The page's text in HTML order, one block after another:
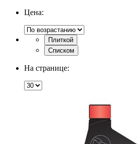
Цена:
Плиткой
Списком
На странице: